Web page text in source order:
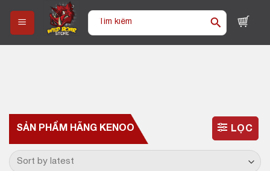
content
Tìm
SẢN PHẨM HÃNG KENOO LỌC